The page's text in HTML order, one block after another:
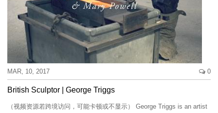
MAR, 10, 2017 0
British Sculptor | George Triggs
（视频资源若跨境访问，可能卡顿或不显示） George Triggs is an artist